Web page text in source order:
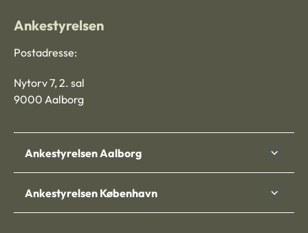
Ankestyrelsen
Postadresse:
Nytorv 7, 2. sal
9000 Aalborg
Ankestyrelsen Aalborg
Ankestyrelsen København